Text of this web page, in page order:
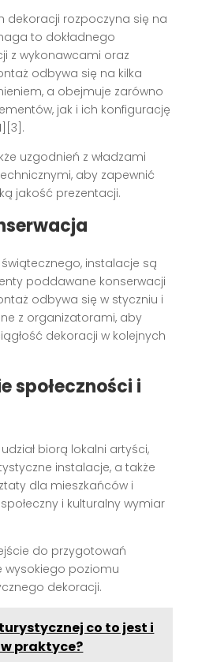
dekoracji rozpoczyna się na
to dokładnego
z wykonawcami oraz
odbywa się na kilka
a obejmuje zarówno
jak i ich konfigurację
uzgodnień z władzami
aby zapewnić
jakość prezentacji.
instalacje są
poddawane konserwacji
odbywa się w styczniu i
z organizatorami, aby
dekoracji w kolejnych
społeczności i
biorą lokalni artyści,
instalacje, a także
dla mieszkańców i
i kulturalny wymiar
do przygotowań
wysokiego poziomu
dekoracji.
co to jest i
praktyce?